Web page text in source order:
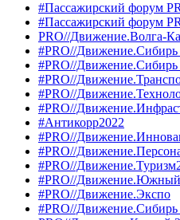
#Пассажирский форум
#Пассажирский форум
PRO//Движение.Волга-
#PRO//Движение.Сибирь
#PRO//Движение.Сибирь
#PRO//
#PRO//
#PRO//
#Антикорр2022
#PRO//
#PRO//
#PRO//
#PRO//Движение.Южный
#PRO//Движение.Экспо
#PRO//Движение.Сибирь